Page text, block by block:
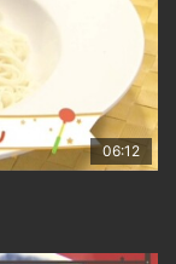
06:12